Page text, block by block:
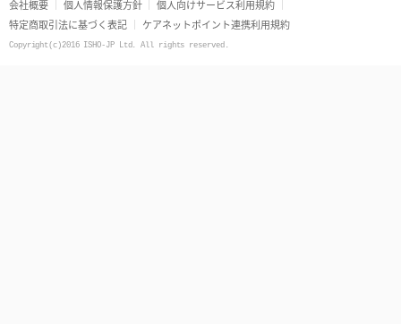
会社概要 個人情報保護方針
個人向けサービス利用規約
特定商取引法に基づく表記
ケアネットポイント連携利用規約
Copyright(c)2016 ISHO-JP Ltd. All rights reserved.